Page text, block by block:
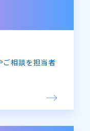
ご相談を担当者